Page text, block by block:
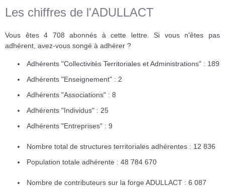
Les chiffres de l'ADULLACT
Vous êtes 4 708 abonnés à cette lettre. Si vous n'êtes pas
adhérent, avez-vous songé à adhérer ?
Adhérents "Collectivités Territoriales et Administrations" : 189
Adhérents "Enseignement" : 2
Adhérents "Associations" : 8
Adhérents "Individus" : 25
Adhérents "Entreprises" : 9
Nombre total de structures territoriales adhérentes : 12 836
Population totale adhérente : 48 784 670
Nombre de contributeurs sur la forge ADULLACT : 6 087